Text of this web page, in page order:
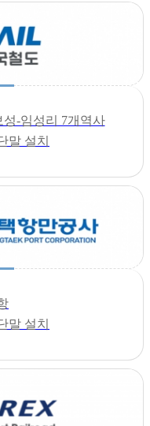
-임성리 7개역사
말 설치
말 설치